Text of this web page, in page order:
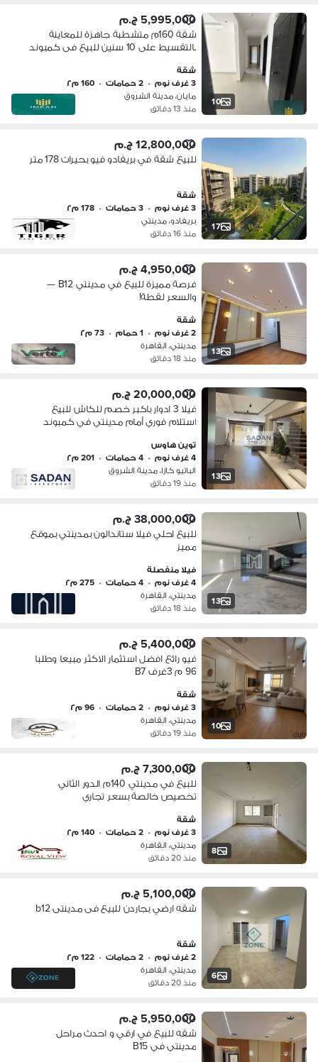
10
5,995,000 ج.م
شقة 160م متشطبة جاهزة للمعاينة
بالتقسيط على 10 سنين للبيع فى كمبوند
Shorouk
شقة
3 غرف نوم
• 2 حمامات • 160 م٢
مايان، مدينة الشروق
منذ 13 دقائق
17
12,800,000 ج.م
للبيع شقة في بريفادو فيو بحيرات 178 متر
شقة
3 غرف نوم
• 3 حمامات • 178 م٢
بريفادو، مدينتي
منذ 16 دقائق
13
4,950,000 ج.م
فرصة مميزة للبيع في مدينتي B12 —
والسعر لقطة!
شقة
2 غرف نوم
• 1 حمام • 73 م٢
مدينتي، القاهرة
منذ 18 دقائق
13
20,000,000 ج.م
فيلا 3 ادوار باكبر خصم للكاش للبيع
استلام فوري أمام مدينتي في كمبوند
توين هاوس
4 غرف نوم
• 4 حمامات • 201 م٢
الباتيو كازا، مدينة الشروق
منذ 19 دقائق
13
38,000,000 ج.م
للبيع احلي فيلا ستاندالون بمدينتي بموقع
مميز
فيلا منفصلة
4 غرف نوم
• 4 حمامات • 275 م٢
مدينتي، القاهرة
منذ 18 دقائق
10
5,400,000 ج.م
فيو رائع افضل استثمار الاكثر مبيعا وطلبا
96 م 3غرف B7
شقة
3 غرف نوم
• 2 حمامات • 96 م٢
مدينتي، القاهرة
منذ 19 دقائق
8
7,300,000 ج.م
للبيع في مدينتي 140م الدور الثاني
تخصيص خالصة بسعر تجاري
شقة
3 غرف نوم
• 2 حمامات • 140 م٢
مدينتي، القاهرة
منذ 20 دقائق
6
5,100,000 ج.م
شقه ارضي بجاردن للبيع فى مدينتى b12
شقة
2 غرف نوم
• 2 حمامات • 122 م٢
مدينتي، القاهرة
منذ 20 دقائق
5,950,000 ج.م
شقه للبيع في ارقي و احدث مراحل
مدينتي في B15